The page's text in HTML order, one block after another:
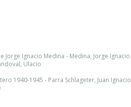
Jorge Ignacio Medina - Medina, Jorge Ignacio
Ulacio
1940-1945 - Parra Schlageter, Juan Ignacio